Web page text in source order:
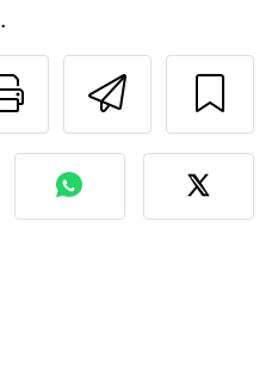
Invia
Stampa la
l'autore
foto di